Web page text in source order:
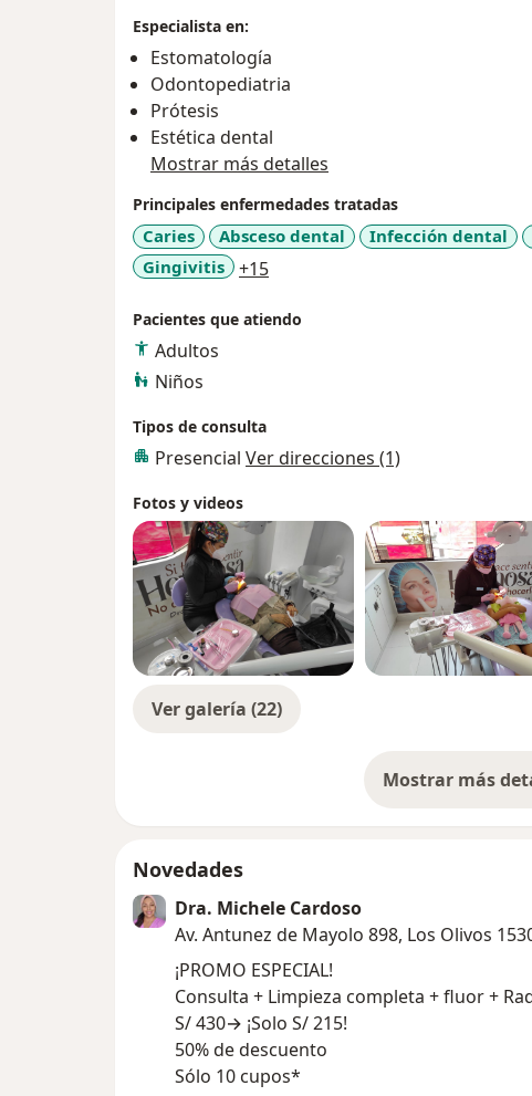
Especialista en:
Estomatología
Odontopediatria
Prótesis
Estética dental
Mostrar más detalles
Principales enfermedades tratadas
Caries Absceso dental Infección dental
Gingivitis
+15a11y_sr_more_diseases
Pacientes que atiendo
Adultos
Niños
Tipos de consulta
Presencial Ver direcciones (1)
Fotos y videos
Ver galería (22)
Mostrar mássobre
Novedades
Dra. Michele Cardoso
Av. Antunez de Mayolo 898, Los Olivos
¡PROMO ESPECIAL!
Consulta + Limpieza completa + fluor +
S/ 430→ ¡Solo S/ 215!
50% de descuento
Sólo 10 cupos*